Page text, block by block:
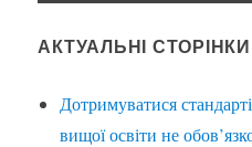
АКТУАЛЬНІ СТОРІНКИ
Дотримуватися
вищої освіти не